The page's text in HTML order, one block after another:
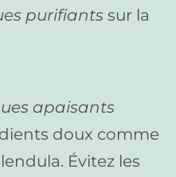
purifiants sur la
apaisants
doux comme
Évitez les